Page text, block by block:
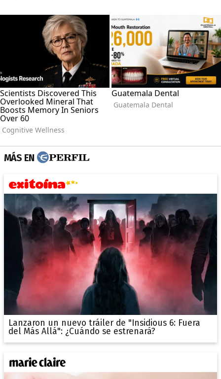
MÁS EN
Lanzaron un nuevo tráiler de "Insidious 6: Fuera
del Más Allá": ¿Cuándo se estrenará?